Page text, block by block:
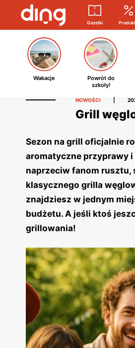
Gazetki
Wakacje
Powrót do
szkoły!
NOWOŚCI
Grill
Sezon na grill oficjalnie
aromatyczne przyprawy
naprzeciw fanom rusztu,
klasycznego grilla
znajdziesz w jednym
budżetu. A jeśli ktoś
grillowania!